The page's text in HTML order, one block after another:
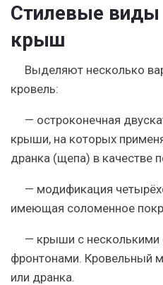
Стилевые виды
крыш
Выделяют несколько
кровель:
— остроконечная
крыши, на которых
дранка (щепа) в качестве
— модификация
имеющая соломенное
— крыши с несколькими
фронтонами. Кровельный
или дранка.